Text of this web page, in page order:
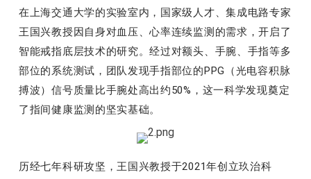
在上海交通大学的实验室内，国家级人才、集成电路专家
王国兴教授因自身对血压、心率连续监测的需求，开启了
智能戒指底层技术的研究。经过对额头、手腕、手指等多
部位的系统测试，团队发现手指部位的PPG（光电容积脉
搏波）信号质量比手腕处高出约50%，这一科学发现奠定
了指间健康监测的坚实基础。
历经七年科研攻坚，王国兴教授于2021年创立玖治科